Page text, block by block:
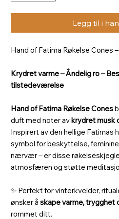
Legg til i
Hand of Fatima Røkelse Cones
Krydret varme – Åndelig ro –
tilstedeværelse
Hand of Fatima Røkelse Cones
duft med noter avkrydret musk
Inspirert av den hellige Fatimas
symbol for beskyttelse,
nærvær – er disse
atmosfæren og støtte
✨ Perfekt for vinterkvelder,
ønsker åskape varme, trygghet
rommet ditt.